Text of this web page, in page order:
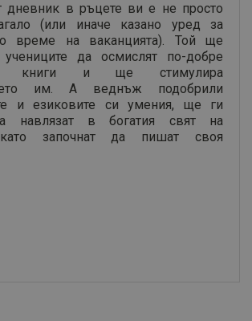
дневник в ръцете ви е не просто
(или иначе казано уред за
време на ваканцията). Той ще
да осмислят по-добре
книги и ще стимулира
им. А веднъж подобрили
и езиковите си умения, ще ги
навлязат в богатия свят на
като започнат да пишат своя